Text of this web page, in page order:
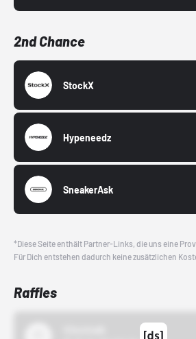
2nd Chance
StockX
Hypeneedz
SneakerAsk
*Diese Seite enthält Partner-Links, die uns eine
Für Dich entstehen dadurch keine zusätzlichen
Raffles